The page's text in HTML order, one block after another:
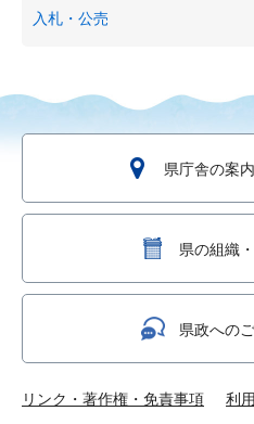
入札・公売
県庁舎の案
県の組織
県政への
リンク・著作権・免責事項 利